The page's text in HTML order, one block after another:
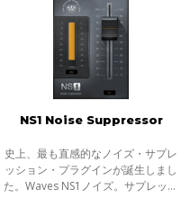
用されて
NS1 Noise Suppressor
史上、最も直感的なノイズ・サプレ
ッション・プラグインが誕生しまし
た。Waves NS1ノイズ。サプレッサ